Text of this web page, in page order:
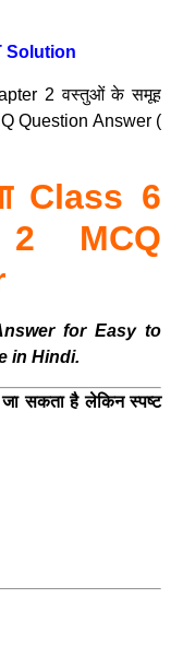
Solution
2 वस्तुओं के समूह
Question Answer (
Class 6
2 MCQ
for Easy to
in Hindi.
सकता है लेकिन स्पष्ट